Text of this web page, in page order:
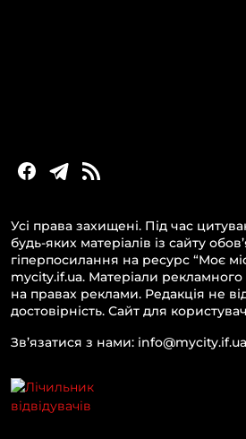
Усі права захищені. Під час
будь-яких матеріалів із сайту
гіперпосилання на ресурс “Моє
mycity.if.ua. Матеріали рекламного
на правах реклами. Редакція не
достовірність. Сайт для
Зв’язатися з нами: info@mycity.if.ua